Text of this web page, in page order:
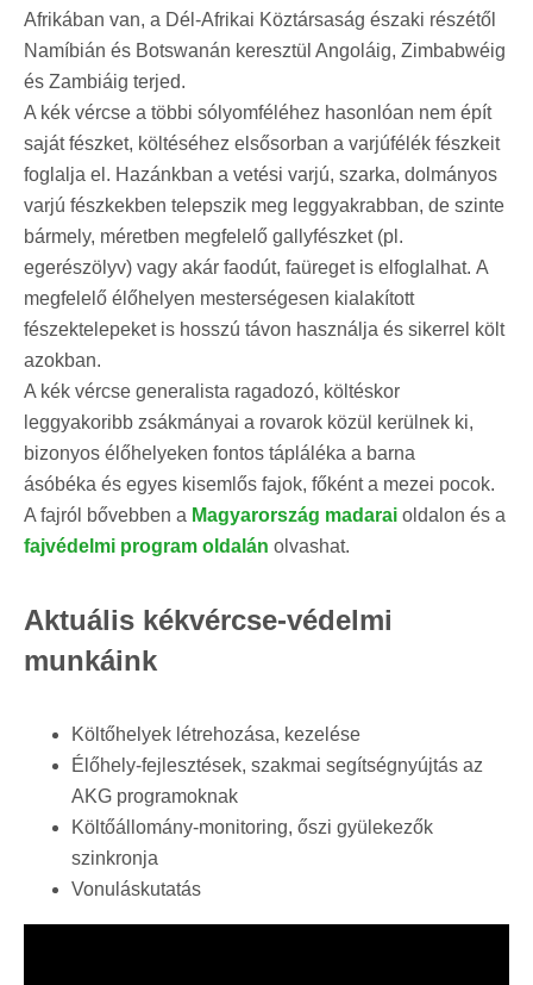
Afrikában van, a Dél-Afrikai Köztársaság északi részétől
Namíbián és Botswanán keresztül Angoláig, Zimbabwéig
és Zambiáig terjed.
A kék vércse a többi sólyomféléhez hasonlóan nem épít
saját fészket, költéséhez elsősorban a varjúfélék fészkeit
foglalja el. Hazánkban a vetési varjú, szarka, dolmányos
varjú fészkekben telepszik meg leggyakrabban, de szinte
bármely, méretben megfelelő gallyfészket (pl.
egerészölyv) vagy akár faodút, faüreget is elfoglalhat. A
megfelelő élőhelyen mesterségesen kialakított
fészektelepeket is hosszú távon használja és sikerrel költ
azokban.
A kék vércse generalista ragadozó, költéskor
leggyakoribb zsákmányai a rovarok közül kerülnek ki,
bizonyos élőhelyeken fontos tápláléka a barna
ásóbéka és egyes kisemlős fajok, főként a mezei pocok.
A fajról bővebben a Magyarország madarai oldalon és a
fajvédelmi program oldalán olvashat.
Aktuális kékvércse-védelmi
munkáink
Költőhelyek létrehozása, kezelése
Élőhely-fejlesztések, szakmai segítségnyújtás az
AKG programoknak
Költőállomány-monitoring, őszi gyülekezők
szinkronja
Vonuláskutatás